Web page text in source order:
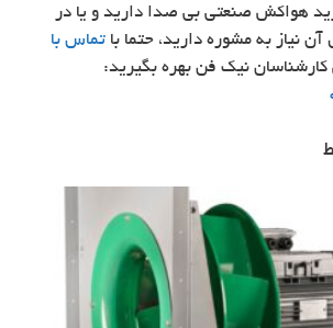
هواکش صنعتی بی صدا دارید و یا در
نیاز به مشوره دارید، حتما با تماس با
کارشناسان نیک فن بهره بگیرید: